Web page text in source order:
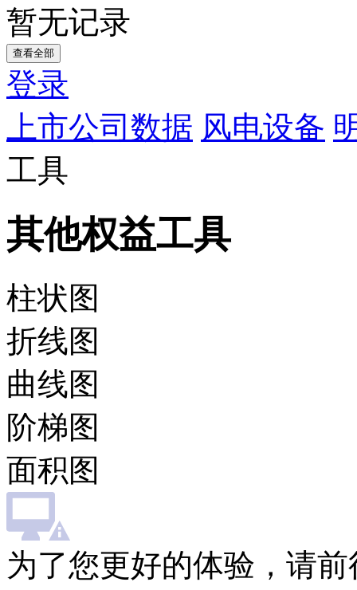
暂无记录
查看全部
登录
上市公司数据 风电设备
工具
其他权益工具
柱状图
折线图
曲线图
阶梯图
面积图
为了您更好的体验，请